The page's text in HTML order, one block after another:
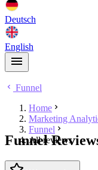
Deutsch
English
Funnel
Home
Marketing
Funnel
All reviews
Funnel